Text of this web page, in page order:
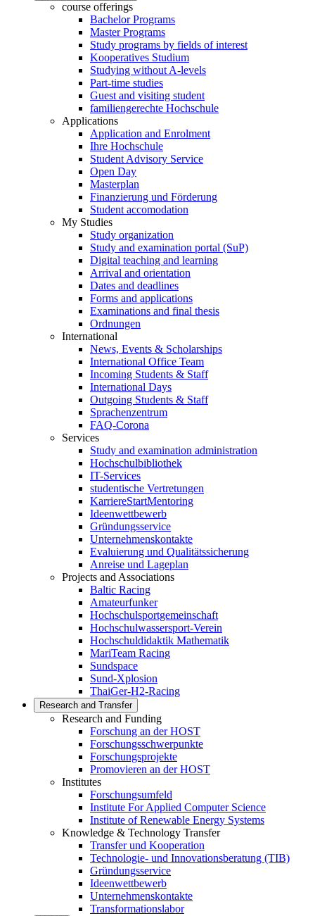
course offerings
Bachelor Programs
Master Programs
Study programs by fields of interest
Kooperatives Studium
Studying without A-levels
Part-time studies
Guest and visiting student
familiengerechte Hochschule
Applications
Application and Enrolment
Ihre Hochschule
Student Advisory Service
Open Day
Masterplan
Finanzierung und Förderung
Student accomodation
My Studies
Study organization
Study and examination portal (SuP)
Digital teaching and learning
Arrival and orientation
Dates and deadlines
Forms and applications
Examinations and final thesis
Ordnungen
International
News, Events & Scholarships
International Office Team
Incoming Students & Staff
International Days
Outgoing Students & Staff
Sprachenzentrum
FAQ-Corona
Services
Study and examination administration
Hochschulbibliothek
IT-Services
studentische Vertretungen
KarriereStartMentoring
Ideenwettbewerb
Gründungsservice
Unternehmenskontakte
Evaluierung und Qualitätssicherung
Anreise und Lageplan
Projects and Associations
Baltic Racing
Amateurfunker
Hochschulsportgemeinschaft
Hochschulwassersport-Verein
Hochschuldidaktik Mathematik
MariTeam Racing
Sundspace
Sund-Xplosion
ThaiGer-H2-Racing
Research and Transfer
Research and Funding
Forschung an der HOST
Forschungsschwerpunkte
Forschungsprojekte
Promovieren an der HOST
Institutes
Forschungsumfeld
Institute For Applied Computer Science
Institute of Renewable Energy Systems
Knowledge & Technology Transfer
Transfer und Kooperation
Technologie- und Innovationsberatung (TIB)
Gründungsservice
Ideenwettbewerb
Unternehmenskontakte
Transformationslabor